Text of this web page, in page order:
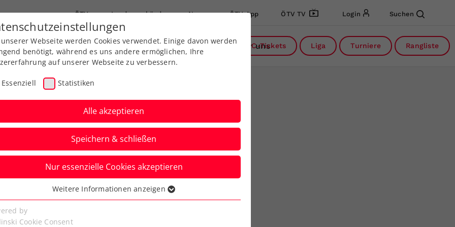
ÖTV Landesverbände News ÖTV App ÖTV TV Login Suchen
Leistungssport Ausbildung Services Über uns
DC-Tickets Liga Turniere Rangliste
Linz:
nach
Webseite werden Cookies verwendet. Einige davon werden
benötigt, während es uns andere ermöglichen, Ihre
auf unserer Webseite zu verbessern.
Essenziell Statistiken
Alle akzeptieren
Speichern & schließen
Nur essenzielle Cookies akzeptieren
Cookies werden für grundlegende Funktionen der
benötigt. Dadurch ist gewährleistet, dass die Webseite
Weitere Informationen anzeigen
by
Cookie Consent